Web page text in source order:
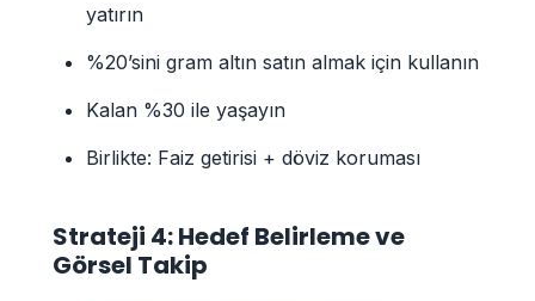
yatırın
%20’sini gram altın satın almak için kullanın
Kalan %30 ile yaşayın
Birlikte: Faiz getirisi + döviz koruması
Strateji 4: Hedef Belirleme ve
Görsel Takip